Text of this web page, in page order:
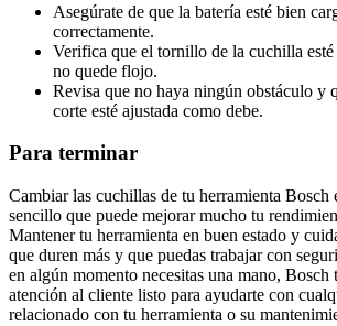
Asegúrate de que la batería esté bien
correctamente.
Verifica que el tornillo de la cuchilla
no quede flojo.
Revisa que no haya ningún obstáculo y
corte esté ajustada como debe.
Para terminar
Cambiar las cuchillas de tu herramienta Bosch
sencillo que puede mejorar mucho tu
Mantener tu herramienta en buen estado y
que duren más y que puedas trabajar con
en algún momento necesitas una mano, Bosch
atención al cliente listo para ayudarte con
relacionado con tu herramienta o su